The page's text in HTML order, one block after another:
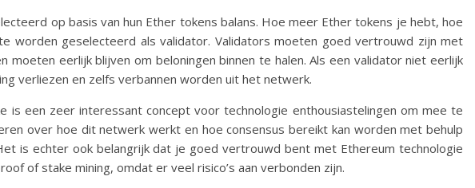
op basis van hun Ether tokens balans. Hoe meer Ether tokens je hebt, hoe
worden geselecteerd als validator. Validators moeten goed vertrouwd zijn met
moeten eerlijk blijven om beloningen binnen te halen. Als een validator niet eerlijk
verliezen en zelfs verbannen worden uit het netwerk.
is een zeer interessant concept voor technologie enthousiastelingen om mee te
over hoe dit netwerk werkt en hoe consensus bereikt kan worden met behulp
is echter ook belangrijk dat je goed vertrouwd bent met Ethereum technologie
of stake mining, omdat er veel risico’s aan verbonden zijn.